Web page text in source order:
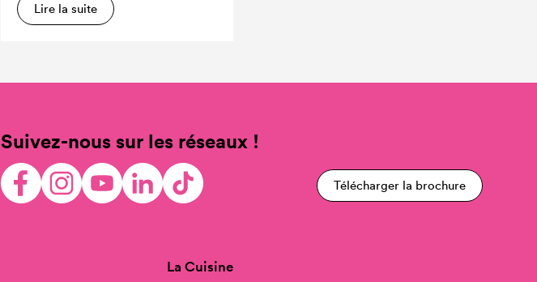
Lire la suite
Suivez-nous sur les réseaux !
Télécharger la brochure
La Cuisine